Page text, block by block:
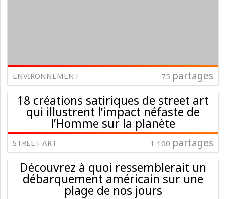
ENVIRONNEMENT 75 partages
18 créations satiriques de street art
qui illustrent l’impact néfaste de
l’Homme sur la planète
STREET ART 1 100 partages
Découvrez à quoi ressemblerait un
débarquement américain sur une
plage de nos jours